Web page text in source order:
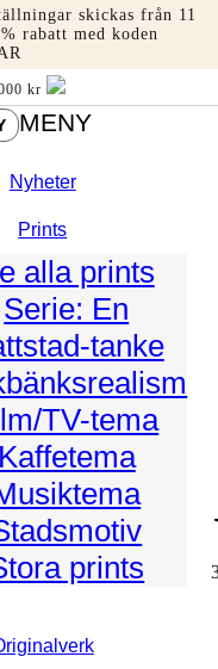
skickas från 11
rabatt med koden
kr
MENY
Nyheter
Prints
alla prints
Serie: En
tanke
TV-tema
Kaffetema
prints